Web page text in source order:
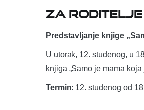
ZA RODITELJE
Predstavljanje knjige
U utorak, 12. studenog, u
knjiga „Samo je mama
Termin: 12. studenog od